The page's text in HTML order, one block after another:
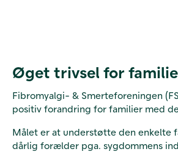
Øget trivsel for
Fibromyalgi- & Smerteforeningen
positiv forandring for familier med
Målet er at understøtte den enkelte
dårlig forælder pga. sygdommens